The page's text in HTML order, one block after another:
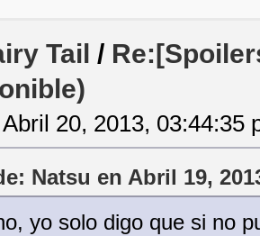
Tail /
Abril 20, 2013, 03:44:35
Natsu en Abril 19,
yo solo digo que si no